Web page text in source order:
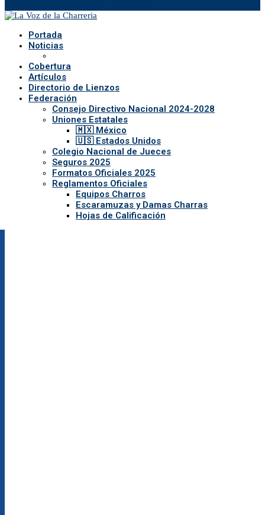
Portada
Noticias
Cobertura
Artículos
Directorio de Lienzos
Federación
Consejo Directivo Nacional 2024-2028
Uniones Estatales
🇲🇽 México
🇺🇸 Estados Unidos
Colegio Nacional de Jueces
Seguros 2025
Formatos Oficiales 2025
Reglamentos Oficiales
Equipos Charros
Escaramuzas y Damas Charras
Hojas de Calificación